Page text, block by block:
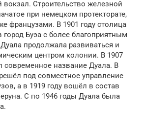
Строительство железной
при немецком протекторате,
французами. В 1901 году столица
Буэа с более благоприятным
продолжала развиваться и
центром колонии. В 1907
современное название Дуала. В
под совместное управление
а в 1919 году вошёл в состав
С по 1946 годы Дуала была